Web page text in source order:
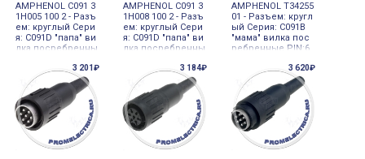
AMPHENOL C091 3
1H005 100 2 - Разъ
ем: круглый Сери
я: C091D "папа" ви
лка посребренны
AMPHENOL C091 3
1H008 100 2 - Разъ
ем: круглый Сери
я: C091D "папа" ви
лка посребренны
AMPHENOL T34255
01 - Разъем: кругл
ый Серия: C091B
"мама" вилка пос
ребренные PIN:6
3 201₽ 3 184₽ 3 620₽